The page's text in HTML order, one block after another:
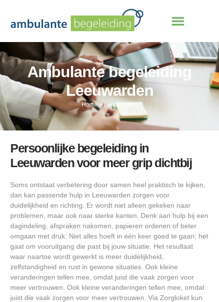
Ambulante begeleiding
Leeuwarden
Home»Leeuwarden
Persoonlijke begeleiding in
Leeuwarden voor meer grip dichtbij
Soms ontstaat verbetering door samen heel praktisch te kijken,
dan kan passende hulp in Leeuwarden zorgen voor
duidelijkheid en richting. Er wordt niet alleen gekeken naar
problemen, maar ook naar sterke kanten. Denk aan hulp bij een
dagindeling, afspraken nakomen, papieren ordenen of beter
omgaan met druk. Niet alles hoeft in één keer goed te gaan; het
gaat om vooruitgang die past bij jouw situatie. Het resultaat
waar naartoe wordt gewerkt is meer duidelijkheid,
zelfstandigheid en rust in gewone situaties. Ook kleine
veranderingen tellen mee, omdat juist die vaak zorgen voor
meer vertrouwen. Ook kleine veranderingen tellen mee, omdat
juist die vaak zorgen voor meer vertrouwen. Via Zorgloket kun